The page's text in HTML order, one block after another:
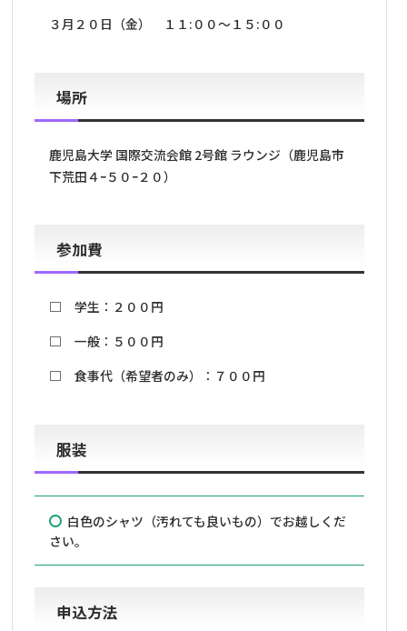
３月２０日（金） １１:００～１５:００
場所
鹿児島大学 国際交流会館 2号館 ラウンジ（鹿児島市
下荒田４ｰ５０ｰ２０）
参加費
□ 学生：２００円
□ 一般：５００円
□ 食事代（希望者のみ）：７００円
服装
白色のシャツ（汚れても良いもの）でお越しくだ
さい。
申込方法